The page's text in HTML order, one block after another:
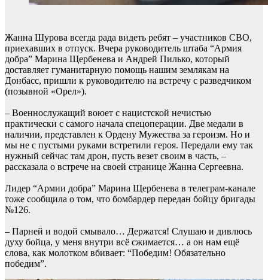
Жанна Шурова всегда рада видеть ребят – участников СВО,
приехавших в отпуск. Вчера руководитель штаба “Армия
добра” Марина Щербенева и Андрей Пилько, который
доставляет гуманитарную помощь нашим землякам на
Донбасс, пришли к руководителю на встречу с разведчиком
(позывной «Орел»).
– Военнослужащий воюет с нацистской нечистью
практически с самого начала спецоперации. Две медали в
наличии, представлен к Ордену Мужества за героизм. Но и
мы не с пустыми руками встретили героя. Передали ему так
нужный сейчас там дрон, пусть везет своим в часть, –
рассказала о встрече на своей странице Жанна Сергеевна.
Лидер “Армии добра” Марина Щербенева в телеграм-канале
тоже сообщила о том, что бомбардер передан бойцу бригады
№126.
– Парней и водой смывало… Держатся! Слушаю и дивлюсь
духу бойца, у меня внутри всё сжимается… а он нам ещё
слова, как молотком вбивает: “Победим! Обязательно
победим”.